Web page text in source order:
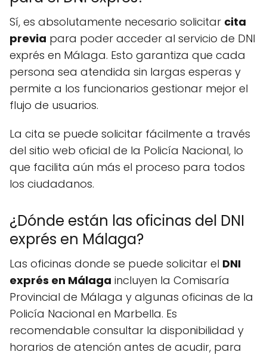
Sí, es absolutamente necesario solicitar cita
previa para poder acceder al servicio de DNI
exprés en Málaga. Esto garantiza que cada
persona sea atendida sin largas esperas y
permite a los funcionarios gestionar mejor el
flujo de usuarios.
La cita se puede solicitar fácilmente a través
del sitio web oficial de la Policía Nacional, lo
que facilita aún más el proceso para todos
los ciudadanos.
¿Dónde están las oficinas del DNI
exprés en Málaga?
Las oficinas donde se puede solicitar el DNI
exprés en Málaga incluyen la Comisaría
Provincial de Málaga y algunas oficinas de la
Policía Nacional en Marbella. Es
recomendable consultar la disponibilidad y
horarios de atención antes de acudir, para